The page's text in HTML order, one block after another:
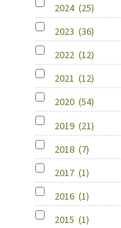
2024 (25)
2023 (36)
2022 (12)
2021 (12)
2020 (54)
2019 (21)
2018 (7)
2017 (1)
2016 (1)
2015 (1)